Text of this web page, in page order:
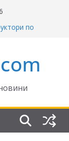
по
от 2026
по колко и
2025–2026: